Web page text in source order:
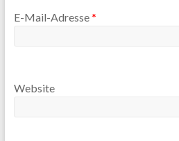
E-Mail-Adresse*
Website